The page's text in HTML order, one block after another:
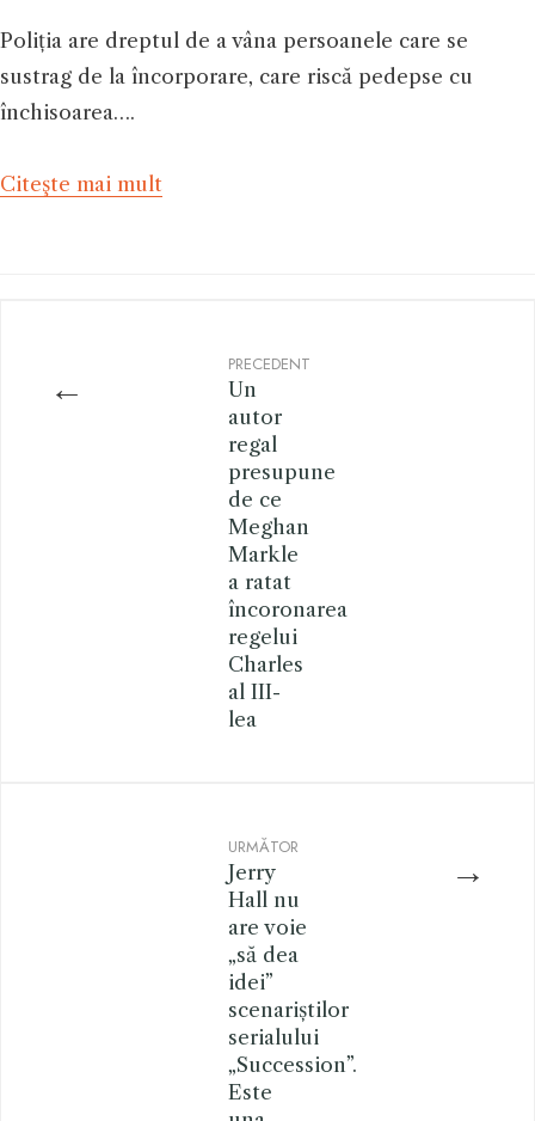
Poliția are dreptul de a vâna persoanele care se
sustrag de la încorporare, care riscă pedepse cu
închisoarea….
Citeşte mai mult
←
PRECEDENT
Un
autor
regal
presupune
de ce
Meghan
Markle
a ratat
încoronarea
regelui
Charles
al III-
lea
→
URMĂTOR
Jerry
Hall nu
are voie
„să dea
idei”
scenariștilor
serialului
„Succession”.
Este